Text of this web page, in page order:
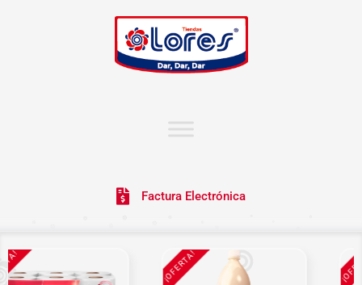
Factura Electrónica
¡OFERTA!